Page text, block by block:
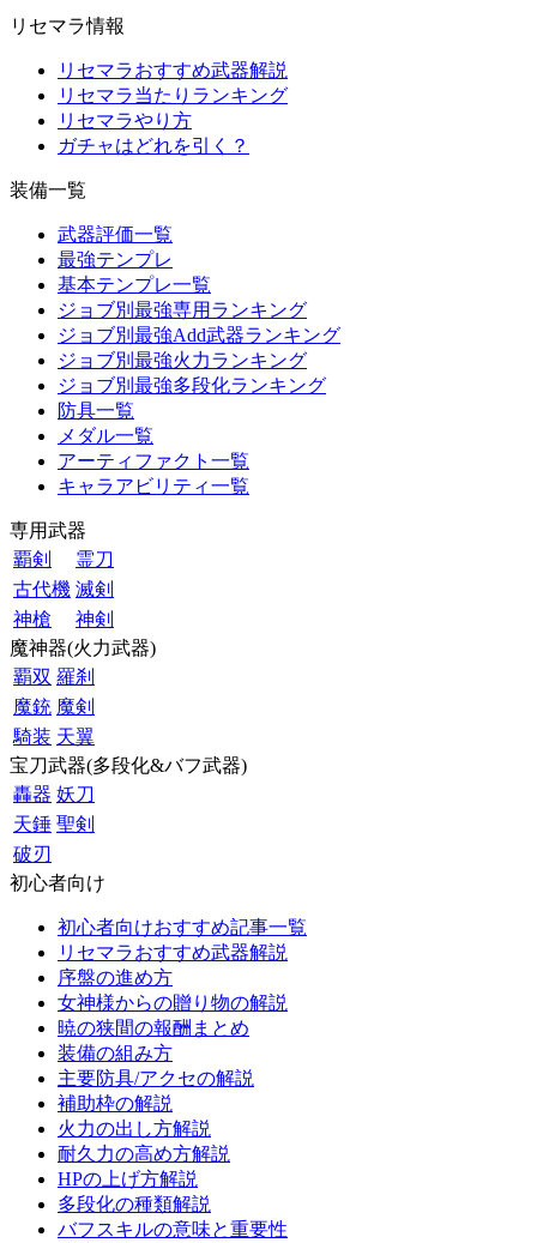
リセマラ情報
リセマラおすすめ武器解説
リセマラ当たりランキング
リセマラやり方
ガチャはどれを引く？
装備一覧
武器評価一覧
最強テンプレ
基本テンプレ一覧
ジョブ別最強専用ランキング
ジョブ別最強Add武器ランキング
ジョブ別最強火力ランキング
ジョブ別最強多段化ランキング
防具一覧
メダル一覧
アーティファクト一覧
キャラアビリティ一覧
専用武器
覇剣
霊刀
古代機 滅剣
神槍
神剣
魔神器(火力武器)
覇双 羅刹
魔銃 魔剣
騎装 天翼
宝刀武器(多段化&バフ武器)
轟器 妖刀
天錘 聖剣
破刃
初心者向け
初心者向けおすすめ記事一覧
リセマラおすすめ武器解説
序盤の進め方
女神様からの贈り物の解説
暁の狭間の報酬まとめ
装備の組み方
主要防具/アクセの解説
補助枠の解説
火力の出し方解説
耐久力の高め方解説
HPの上げ方解説
多段化の種類解説
バフスキルの意味と重要性